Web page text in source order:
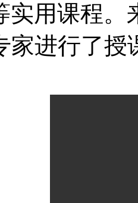
实用课程
家进行了授